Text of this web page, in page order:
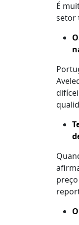
É
setor